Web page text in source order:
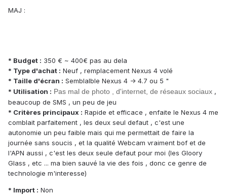
MAJ :
* Budget : 350 € ~ 400€ pas au dela
* Type d'achat : Neuf , remplacement Nexus 4 volé
* Taille d'écran : Semblalble Nexus 4 -> 4.7 ou 5 "
* Utilisation : Pas mal de photo , d'internet, de réseaux sociaux ,
beaucoup de SMS , un peu de jeu
* Critères principaux : Rapide et efficace , enfaite le Nexus 4 me
comblait parfaitement , les deux seul defaut , c'est une
autonomie un peu faible mais qui me permettait de faire la
journée sans soucis , et la qualité Webcam vraiment bof et de
l'APN aussi , c'est les deux seule defaut pour moi (les Gloory
Glass , etc ... ma bien sauvé la vie des fois , donc ce genre de
technologie m'interesse)
* Import : Non